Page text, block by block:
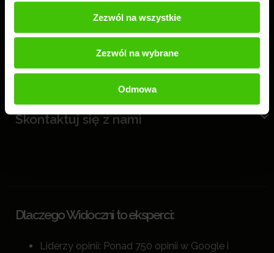
Zezwól na wszystkie
Zezwól na wybrane
Odmowa
O nas
Skontaktuj się z nami
Dlaczego Widoczni to eksperci:
Liderzy opinii: Ponad 750 opinii w Google i